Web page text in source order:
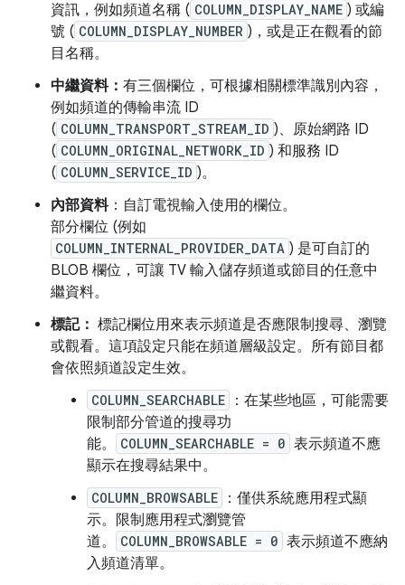
資訊，例如頻道名稱 ( COLUMN_DISPLAY_NAME ) 或編
號 ( COLUMN_DISPLAY_NUMBER )，或是正在觀看的節
目名稱。
中繼資料： 有三個欄位，可根據相關標準識別內容，
例如頻道的傳輸串流 ID
( COLUMN_TRANSPORT_STREAM_ID )、原始網路 ID
( COLUMN_ORIGINAL_NETWORK_ID ) 和服務 ID
( COLUMN_SERVICE_ID )。
內部資料：自訂電視輸入使用的欄位。
部分欄位 (例如
COLUMN_INTERNAL_PROVIDER_DATA ) 是可自訂的
BLOB 欄位，可讓 TV 輸入儲存頻道或節目的任意中
繼資料。
標記： 標記欄位用來表示頻道是否應限制搜尋、瀏覽
或觀看。這項設定只能在頻道層級設定。所有節目都
會依照頻道設定生效。
COLUMN_SEARCHABLE
：在某些地區，可能需要
限制部分管道的搜尋功
能。
COLUMN_SEARCHABLE = 0 表示頻道不應
顯示在搜尋結果中。
COLUMN_BROWSABLE
：僅供系統應用程式顯
示。限制應用程式瀏覽管
道。
COLUMN_BROWSABLE = 0 表示頻道不應納
入頻道清單。